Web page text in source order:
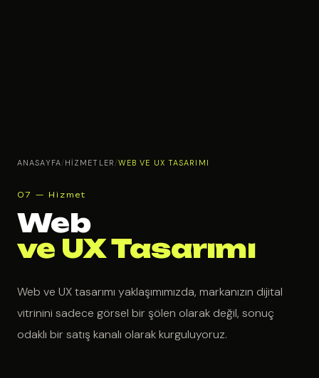
ANASAYFA/HIZMETLER /WEB VE UX TASARIMI
07 — Hizmet
Web
ve UX Tasarımı
Web ve UX tasarımı yaklaşımımızda, markanızın dijital
vitrinini sadece görsel bir şölen olarak değil, sonuç
odaklı bir satış kanalı olarak kurguluyoruz.